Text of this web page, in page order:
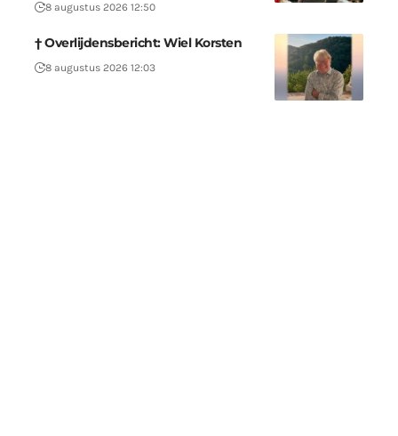
8 augustus 2026 12:50
† Overlijdensbericht: Wiel Korsten
8 augustus 2026 12:03